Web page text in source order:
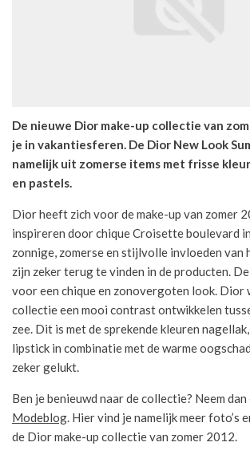
De nieuwe Dior make-up collectie van
je in vakantiesferen. De Dior New Look
namelijk uit zomerse items met frisse
en pastels.
Dior heeft zich voor de make-up van zomer
inspireren door chique Croisette boulevard
zonnige, zomerse en stijlvolle invloeden van
zijn zeker terug te vinden in de producten.
voor een chique en zonovergoten look. Dior
collectie een mooi contrast ontwikkelen
zee. Dit is met de sprekende kleuren
lipstick in combinatie met de warme
zeker gelukt.
Ben je benieuwd naar de collectie? Neem
Modeblog. Hier vind je namelijk meer foto’s
de Dior make-up collectie van zomer 2012.